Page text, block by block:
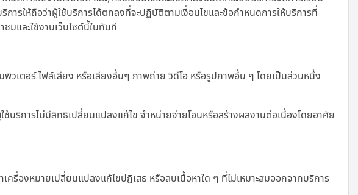
ารให้ถือว่าผู้ใช้บริการได้ตกลงที่จะปฏิบัติตามเงื่อนไขและข้อกำหนดการให้บริการที่
มและใช้งานเว็บไซต์นี้ในทันที
เตอร์ ไฟล์เสียง หรือเสียงอื่นๆ ภาพถ่าย วิดีโอ หรือรูปภาพอื่น ๆ โดยเป็นส่วนหนึ่ง
ริการไม่มีสิทธิเปลี่ยนแปลงแก้ไข จำหน่ายจ่ายโอนหรือสร้างผลงานต่อเนื่องโดยอาศัย
องหมายเปลี่ยนแปลงแก้ไขปฏิเสธ หรือลบเนื้อหาใด ๆ ที่ไม่เหมาะสมออกจากบริการ